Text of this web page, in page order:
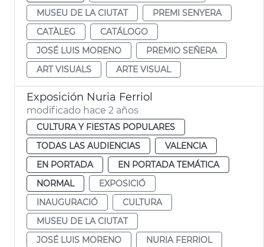
MUSEU DE LA CIUTAT
PREMI SENYERA
CATÀLEG
CATÁLOGO
JOSÉ LUIS MORENO
PREMIO SEÑERA
ART VISUALS
ARTE VISUAL
Exposición Nuria Ferriol
modificado hace 2 años
CULTURA Y FIESTAS POPULARES
TODAS LAS AUDIENCIAS
VALENCIA
EN PORTADA
EN PORTADA TEMÁTICA
NORMAL
EXPOSICIÓ
INAUGURACIÓ
CULTURA
MUSEU DE LA CIUTAT
JOSÉ LUIS MORENO
NURIA FERRIOL